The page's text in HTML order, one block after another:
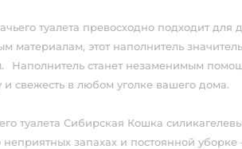
туалета превосходно подходит
материалам, этот наполнитель
станет незаменимым
свежесть в любом уголке вашего дома.⠀
туалета Сибирская Кошка
неприятных запахах и постоянной уборке